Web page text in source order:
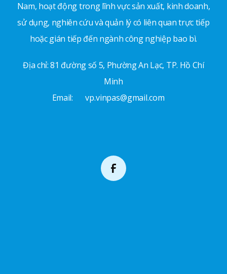
Nam, hoạt động trong lĩnh vực sản xuất, kinh doanh,
sử dụng, nghiên cứu và quản lý có liên quan trực tiếp
hoặc gián tiếp đến ngành công nghiệp bao bì.
Địa chỉ: 81 đường số 5, Phường An Lạc, TP. Hồ Chí
Minh
Email:
vp.vinpas@gmail.com